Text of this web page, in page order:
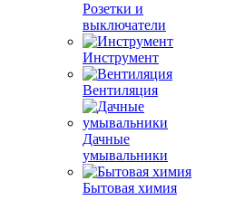
Розетки и
выключатели
Инструмент
Вентиляция
Дачные
умывальники
Бытовая химия